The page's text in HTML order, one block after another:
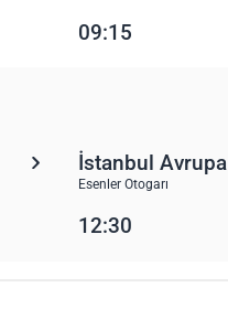
09:15
İstanbul Avrupa
Esenler Otogarı
12:30